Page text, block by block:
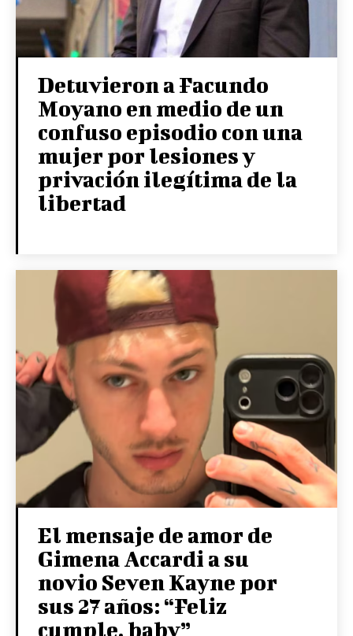
Detuvieron a Facundo
Moyano en medio de un
confuso episodio con una
mujer por lesiones y
privación ilegítima de la
libertad
El mensaje de amor de
Gimena Accardi a su
novio Seven Kayne por
sus 27 años: “Feliz
cumple, baby”